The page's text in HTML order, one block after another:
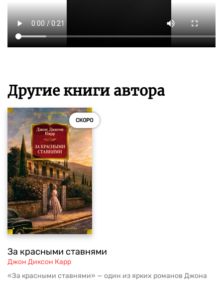
Другие книги автора
СКОРО
За красными ставнями
Джон Диксон Карр
«За красными ставнями» — один из ярких романов Джона